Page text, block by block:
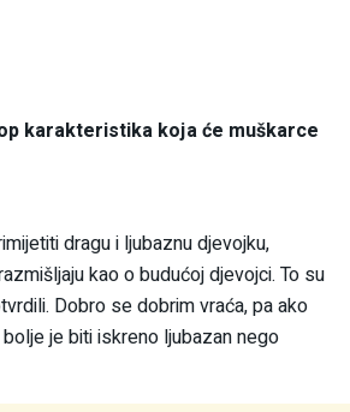
karakteristika koja će muškarce
dragu i ljubaznu djevojku,
kao o budućoj djevojci. To su
Dobro se dobrim vraća, pa ako
je biti iskreno ljubazan nego